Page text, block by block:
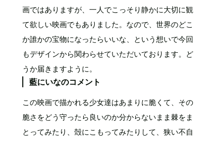
画ではありますが、一人でこっそり静かに大切に観
て欲しい映画でもありました。なので、世界のどこ
か誰かの宝物になったらいいな、という想いで今回
もデザインから関わらせていただいております。ど
うか届きますように。
藍にいなのコメント
この映画で描かれる少女達はあまりに脆くて、その
脆さをどう守ったら良いのか分からないまま棘をま
とってみたり、殻にこもってみたりして、狭い不自